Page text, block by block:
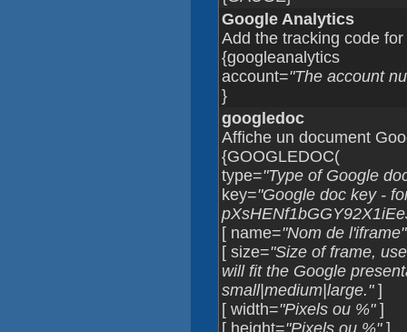
Google Analytics
Add the tracking code
{googleanalytics
account="The account
}
googledoc
Affiche un document
{GOOGLEDOC(
type="Type of Google
key="Google doc key -
[ name="Nom de l'iframe"
[ size="Size of frame,
will fit the Google
small|medium|large."]
[ width="Pixels ou %"]